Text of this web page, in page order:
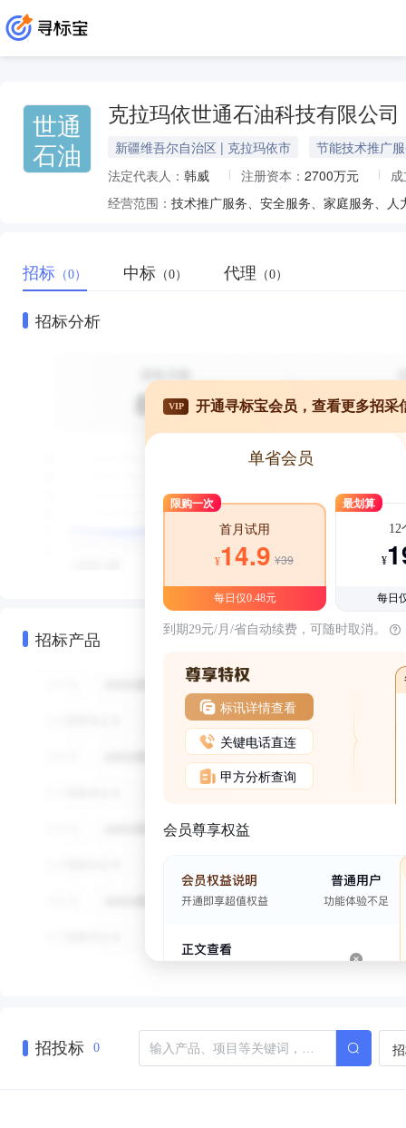
世通
石油
克拉玛依世通石油科技有限公司
新疆维吾尔自治区 | 克拉玛依市
节能技术推广
法定代表人： 韩威 注册资本： 2700万元
经营范围：
招标 （0） 中标 （0） 代理 （0）
招标分析
招标产品
VIP 开通寻标宝会员，查看更多招采
单省会员
限购一次
首月试用
¥14.9 ¥39
每日仅0.48元
最划算
12
¥
每日
到期29元/月/省自动续费，可随时取消。
标讯详情查看
关键电话直连
甲方分析查询
会员尊享权益
招投标 0